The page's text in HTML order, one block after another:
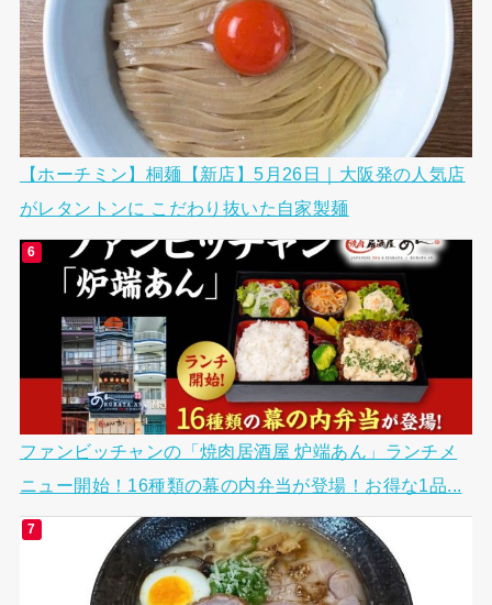
【ホーチミン】桐麺【新店】5月26日｜大阪発の人気店
がレタントンに こだわり抜いた自家製麺
ファンビッチャンの「焼肉居酒屋 炉端あん」ランチメ
ニュー開始！16種類の幕の内弁当が登場！お得な1品...